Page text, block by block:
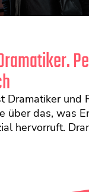
Dramatiker und
über das, was
hervorruft.